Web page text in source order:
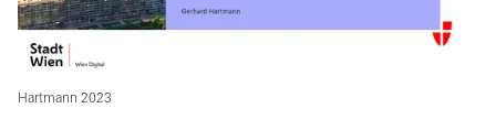
Hartmann 2023